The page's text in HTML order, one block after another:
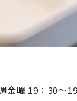
金曜 19：30～